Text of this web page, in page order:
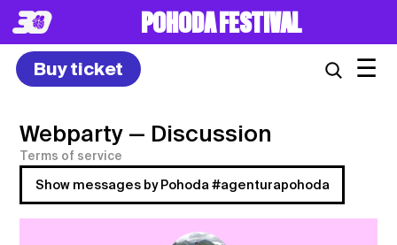
POHODA FESTIVAL
Buy ticket ☰
Webparty — Discussion
Terms of service
Show messages by Pohoda #agenturapohoda